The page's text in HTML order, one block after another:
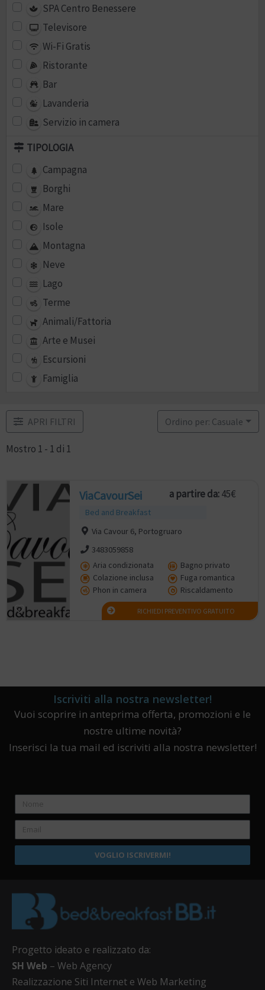
SPA Centro Benessere
Televisore
Wi-Fi Gratis
Ristorante
Bar
Lavanderia
Servizio in camera
TIPOLOGIA
Campagna
Borghi
Mare
Isole
Montagna
Neve
Lago
Terme
Animali/Fattoria
Arte e Musei
Escursioni
Famiglia
APRI FILTRI
Mostro 1 - 1 di 1
Ordino per: Casuale
ViaCavourSei
Bed and Breakfast
a partire da:45€
Via Cavour 6, Portogruaro
3483059858
Aria condizionata
Bagno privato
Colazione inclusa
Fuga romantica
Phon in camera
Riscaldamento
RICHIEDI PREVENTIVO GRATUITO
Iscriviti alla nostra newsletter!
Vuoi scoprire in anteprima offerta, promozioni e le
nostre ultime novità?
Inserisci la tua mail ed iscriviti alla nostra newsletter!
VOGLIO ISCRIVERMI!
Progetto ideato e realizzato da:
SH Web – Web Agency
Realizzazione Siti Internet e Web Marketing